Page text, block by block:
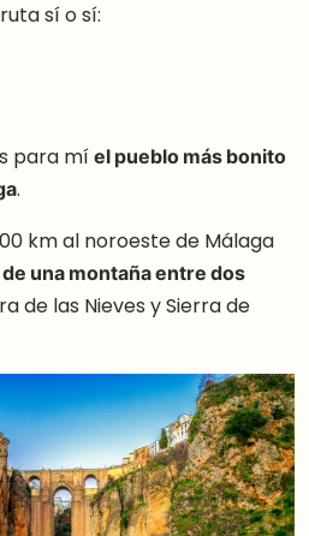
sí o sí:
para míel pueblo más bonito
.
km al noroeste de Málaga
una montaña entre dos
de las Nieves y Sierra de